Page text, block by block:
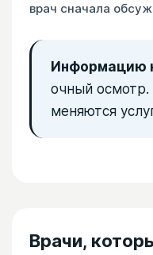
врач сначала
Информацию
очный
меняются
Врачи,